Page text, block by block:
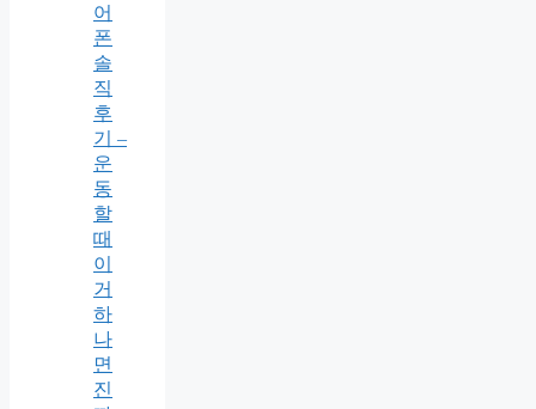
어
폰
솔
직
후
기 –
운
동
할
때
이
거
하
나
면
진